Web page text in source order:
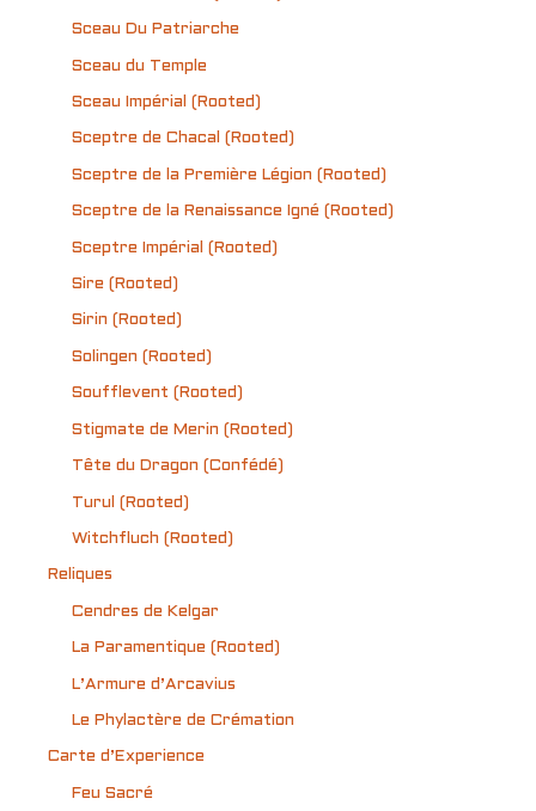
Sceau Du Patriarche
Sceau du Temple
Sceau Impérial (Rooted)
Sceptre de Chacal (Rooted)
Sceptre de la Première Légion (Rooted)
Sceptre de la Renaissance Igné (Rooted)
Sceptre Impérial (Rooted)
Sire (Rooted)
Sirin (Rooted)
Solingen (Rooted)
Soufflevent (Rooted)
Stigmate de Merin (Rooted)
Tête du Dragon (Confédé)
Turul (Rooted)
Witchfluch (Rooted)
Reliques
Cendres de Kelgar
La Paramentique (Rooted)
L’Armure d’Arcavius
Le Phylactère de Crémation
Carte d’Experience
Feu Sacré